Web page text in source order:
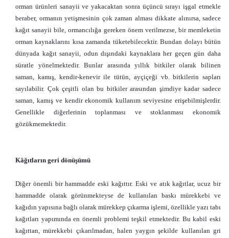
orman ürünleri sanayii ve yakacaktan sonra üçüncü sırayı işgal etmekle
beraber, ormanın yetişmesinin çok zaman alması dikkate alınırsa, sadece
kağıt sanayii bile, ormancılığa gereken önem verilmezse, bir memleketin
orman kaynaklarını kısa zamanda tüketebilecektir. Bundan dolayı bütün
dünyada kağıt sanayii, odun dışındaki kaynaklara her geçen gün daha
süratle yönelmektedir. Bunlar arasında yıllık bitkiler olarak bilinen
saman, kamış, kendir-kenevir ile tütün, ayçiçeği vb. bitkilerin sapları
sayılabilir. Çok çeşitli olan bu bitkiler arasından şimdiye kadar sadece
saman, kamış ve kendir ekonomik kullanım seviyesine erişebilmişlerdir.
Genellikle diğerlerinin toplanması ve stoklanması ekonomik
gözükmemektedir.
Kâğıtların geri dönüşümü
Diğer önemli bir hammadde eski kağıttır. Eski ve atık kağıtlar, ucuz bir
hammadde olarak görünmekteyse de kullanılan baskı mürekkebi ve
kağıdın yapısına bağlı olarak mürekkep çıkarma işlemi, özellikle yazı tabı
kağıtları yapımında en önemli problemi teşkil etmektedir. Bu kabil eski
kağıttan, mürekkebi çıkarılmadan, halen yaygın şekilde kullanılan gri